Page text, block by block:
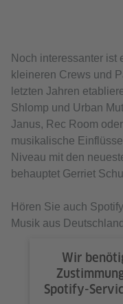
Noch interessanter ist
kleineren Crews und
letzten Jahren
Shlomp und Urban
Janus, Rec Room
musikalische
Niveau mit den
behauptet Gerriet
Hören Sie auch
Musik aus Deutschland
Wir
Spotify-